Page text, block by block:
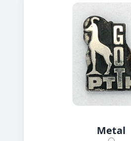
Metal